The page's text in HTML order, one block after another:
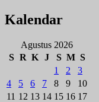
Kalendar
Agustus 2026
S R K J S M S
1
2
3
4
5 6 7 8 9
10
11 12 13 14 15 16 17